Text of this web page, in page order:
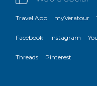
Travel App myVeratour
Facebook Instagram
Threads Pinterest